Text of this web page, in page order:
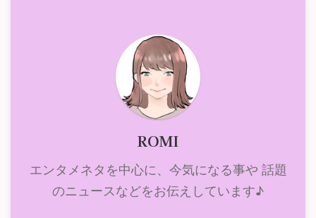
ROMI
エンタメネタを中心に、今気になる事や 話題
のニュースなどをお伝えしています♪